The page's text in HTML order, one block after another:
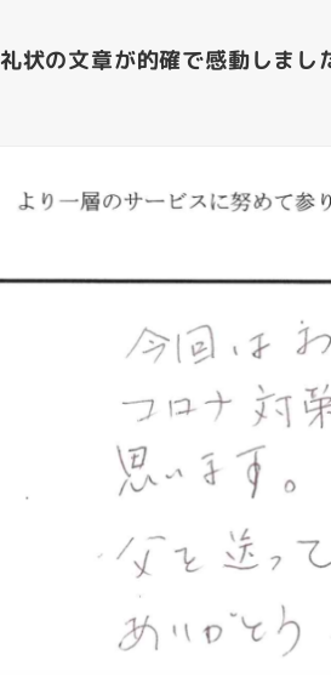
礼状の文章が的確で感動しまし